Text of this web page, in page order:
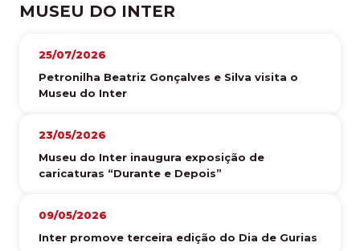
MUSEU DO INTER
25/07/2026
Petronilha Beatriz Gonçalves e Silva visita o
Museu do Inter
23/05/2026
Museu do Inter inaugura exposição de
caricaturas “Durante e Depois”
09/05/2026
Inter promove terceira edição do Dia de Gurias